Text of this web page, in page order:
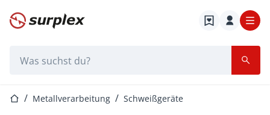
Startseite
StartseiteMetallverarbeitung Schweißgeräte